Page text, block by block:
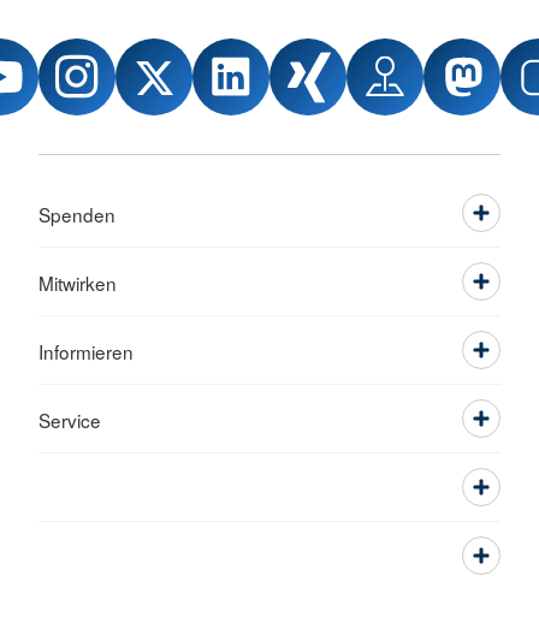
Spenden
Mitwirken
Informieren
Service